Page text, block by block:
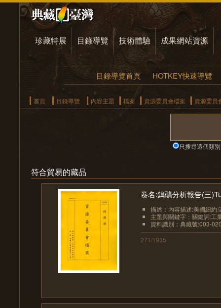
珍藏特展 目錄導覽 技術體驗 成果網站資源
目錄導覽首頁 HOTKEY快速導覽
首頁 目錄導覽 內容主題 檔案 資源委員會檔案 資源委員
只搜尋這個類別
符合貿易的藏品
卷名:鎢礦分析報告(三
描述：內容描述:美國紐約
主題與關鍵字：關鍵詞:工
資料識別：典藏號:003-
271/1935